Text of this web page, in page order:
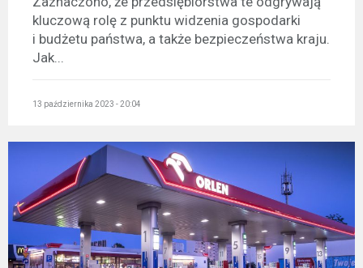
kluczową rolę z punktu widzenia gospodarki
i budżetu państwa, a także bezpieczeństwa kraju.
Jak...
13 października 2023 - 20:04